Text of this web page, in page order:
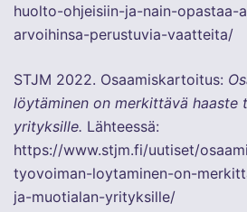
huolto-ohjeisiin-ja-nain-opastaa-
arvoihinsa-perustuvia-vaatteita/
STJM 2022. Osaamiskartoitus:
löytäminen on merkittävä haaste
yrityksille. Lähteessä:
https://www.stjm.fi/uutiset/
tyovoiman-loytaminen-on-
ja-muotialan-yrityksille/